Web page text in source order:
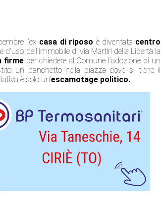
l’ex casa di riposo è diventata centro
d’uso dell’immobile di via Martiri della Libertà la
firmeper chiedere al Comune l’adozione di un
un banchetto nella piazza dove si tiene il
è solo un’escamotage politico.